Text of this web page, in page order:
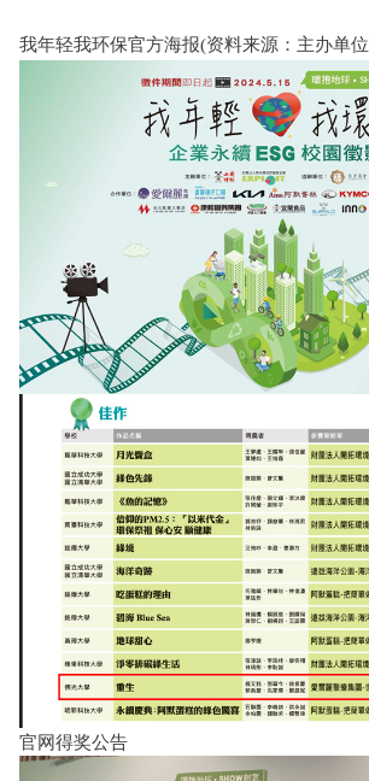
我年轻我环保官方海报(资料来源：主办单
官网得奖公告